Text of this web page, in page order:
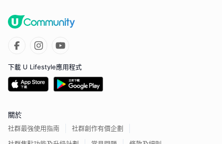
下載 U Lifestyle應用程式
關於
社群最強使用指南
社群創作有價企劃